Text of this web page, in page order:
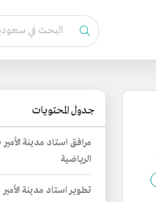
جدول المحتويات
مرافق استاد مدينة
الرياضية
تطوير استاد مدينة